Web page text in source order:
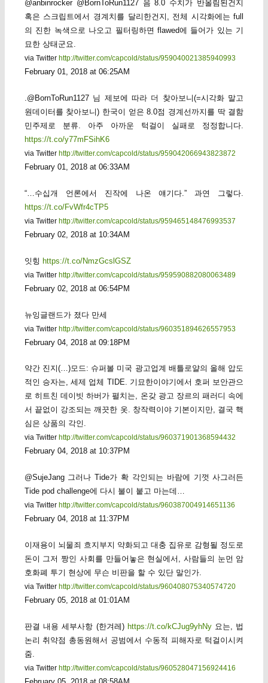
@anbinrocker @BornToRun1127 음 8.0 수치가 반올림된건지
혹은 스크립트에서 경계치를 달리한건지, 전체 시각화에는 full
의 진한 녹색으로 나오고 필터링하면 flawed에 들어가 있는 기
묘한 상태군요.
via Twitter http://twitter.com/capcold/status/959040021385940993
February 01, 2018 at 06:25AM
.@BornToRun1127 님 제보에 따라 더 찾아보니(=시각화 말고
원데이터를 찾아보니) 한국이 얻은 8.0점 경계선까지를 딱 결함
민주제로 분류. 아주 아까운 턱걸이 실패로 정정합니다.
https://t.co/y77mFSihK6
via Twitter http://twitter.com/capcold/status/959042066943823872
February 01, 2018 at 06:33AM
“…수십개 언론에서 진작에 나온 얘기다.” 과연 그렇다.
https://t.co/FvWfr4cTP5
via Twitter http://twitter.com/capcold/status/959465148476993537
February 02, 2018 at 10:34AM
잇힝 https://t.co/NmzGcslGSZ
via Twitter http://twitter.com/capcold/status/959590882080063489
February 02, 2018 at 06:54PM
뉴잉글랜드가 졌다 만세
via Twitter http://twitter.com/capcold/status/960351894626557953
February 04, 2018 at 09:18PM
약간 진지(…)모드: 슈퍼볼 미국 광고업계 배틀로얄의 올해 압도
적인 승자는, 세제 업체 TIDE. 기묘한이야기에서 호퍼 보안관으
로 히트친 데이빗 하버가 펼치는, 온갖 광고 장르의 패러디 속에
서 끝없이 강조되는 깨끗한 옷. 창작력이야 기본이지만, 결국 핵
심은 상품의 각인.
via Twitter http://twitter.com/capcold/status/960371901368594432
February 04, 2018 at 10:37PM
@SujeJang 그러나 Tide가 확 각인되는 바람에 기껏 사그러든
Tide pod challenge에 다시 불이 붙고 마는데…
via Twitter http://twitter.com/capcold/status/960387004914651136
February 04, 2018 at 11:37PM
이재용이 뇌물죄 흐지부지 약화되고 대충 집유로 감형될 정도로
돈이 그저 짱인 사회를 만들어놓은 현실에서, 사람들의 눈먼 암
호화폐 투기 현상에 무슨 비판을 할 수 있단 말인가.
via Twitter http://twitter.com/capcold/status/960408075340574720
February 05, 2018 at 01:01AM
판결 내용 세부사항 (한겨레) https://t.co/kCJug9yhNy요는, 법
논리 취약점 총동원해서 공범에서 수동적 피해자로 턱걸이시켜
줌.
via Twitter http://twitter.com/capcold/status/960528047156924416